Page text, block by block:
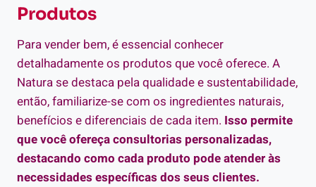
Produtos
Para vender bem, é essencial conhecer
detalhadamente os produtos que você oferece. A
Natura se destaca pela qualidade e sustentabilidade,
então, familiarize-se com os ingredientes naturais,
benefícios e diferenciais de cada item. Isso permite
que você ofereça consultorias personalizadas,
destacando como cada produto pode atender às
necessidades específicas dos seus clientes.